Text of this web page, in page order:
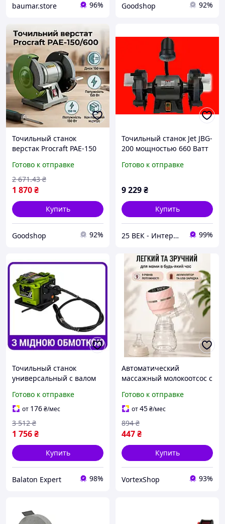
baumar.store 96% Goodshop 92%
Точильный станок
верстак Procraft PAE-150
для слесарных и
мастерских работ, с
устойчивой станиной
Готово к отправке
1 870₴
2 671.43 ₴
Купить
Goodshop 92%
Точильный станок Jet JBG-
200 мощностью 660 Ватт
Готово к отправке
9 229₴
Купить
25 ВЕК - Интернет-Магазин: электрический, бензиновый, аккумуляторный инструмент и строительство. 99%
Точильный станок
универсальный с валом
точило для ножей и
ножниц станок для
заточки инструментов
MS350
Готово к отправке
от 176₴/мес
1 756₴
3 512 ₴
Купить
Balaton Expert 98%
Автоматический
массажный молокоотсос с
длительным временем
работы, с зарядкой от
USB и LED дисплеем
Готово к отправке
от45₴/мес
447₴
894 ₴
Купить
VortexShop 93%